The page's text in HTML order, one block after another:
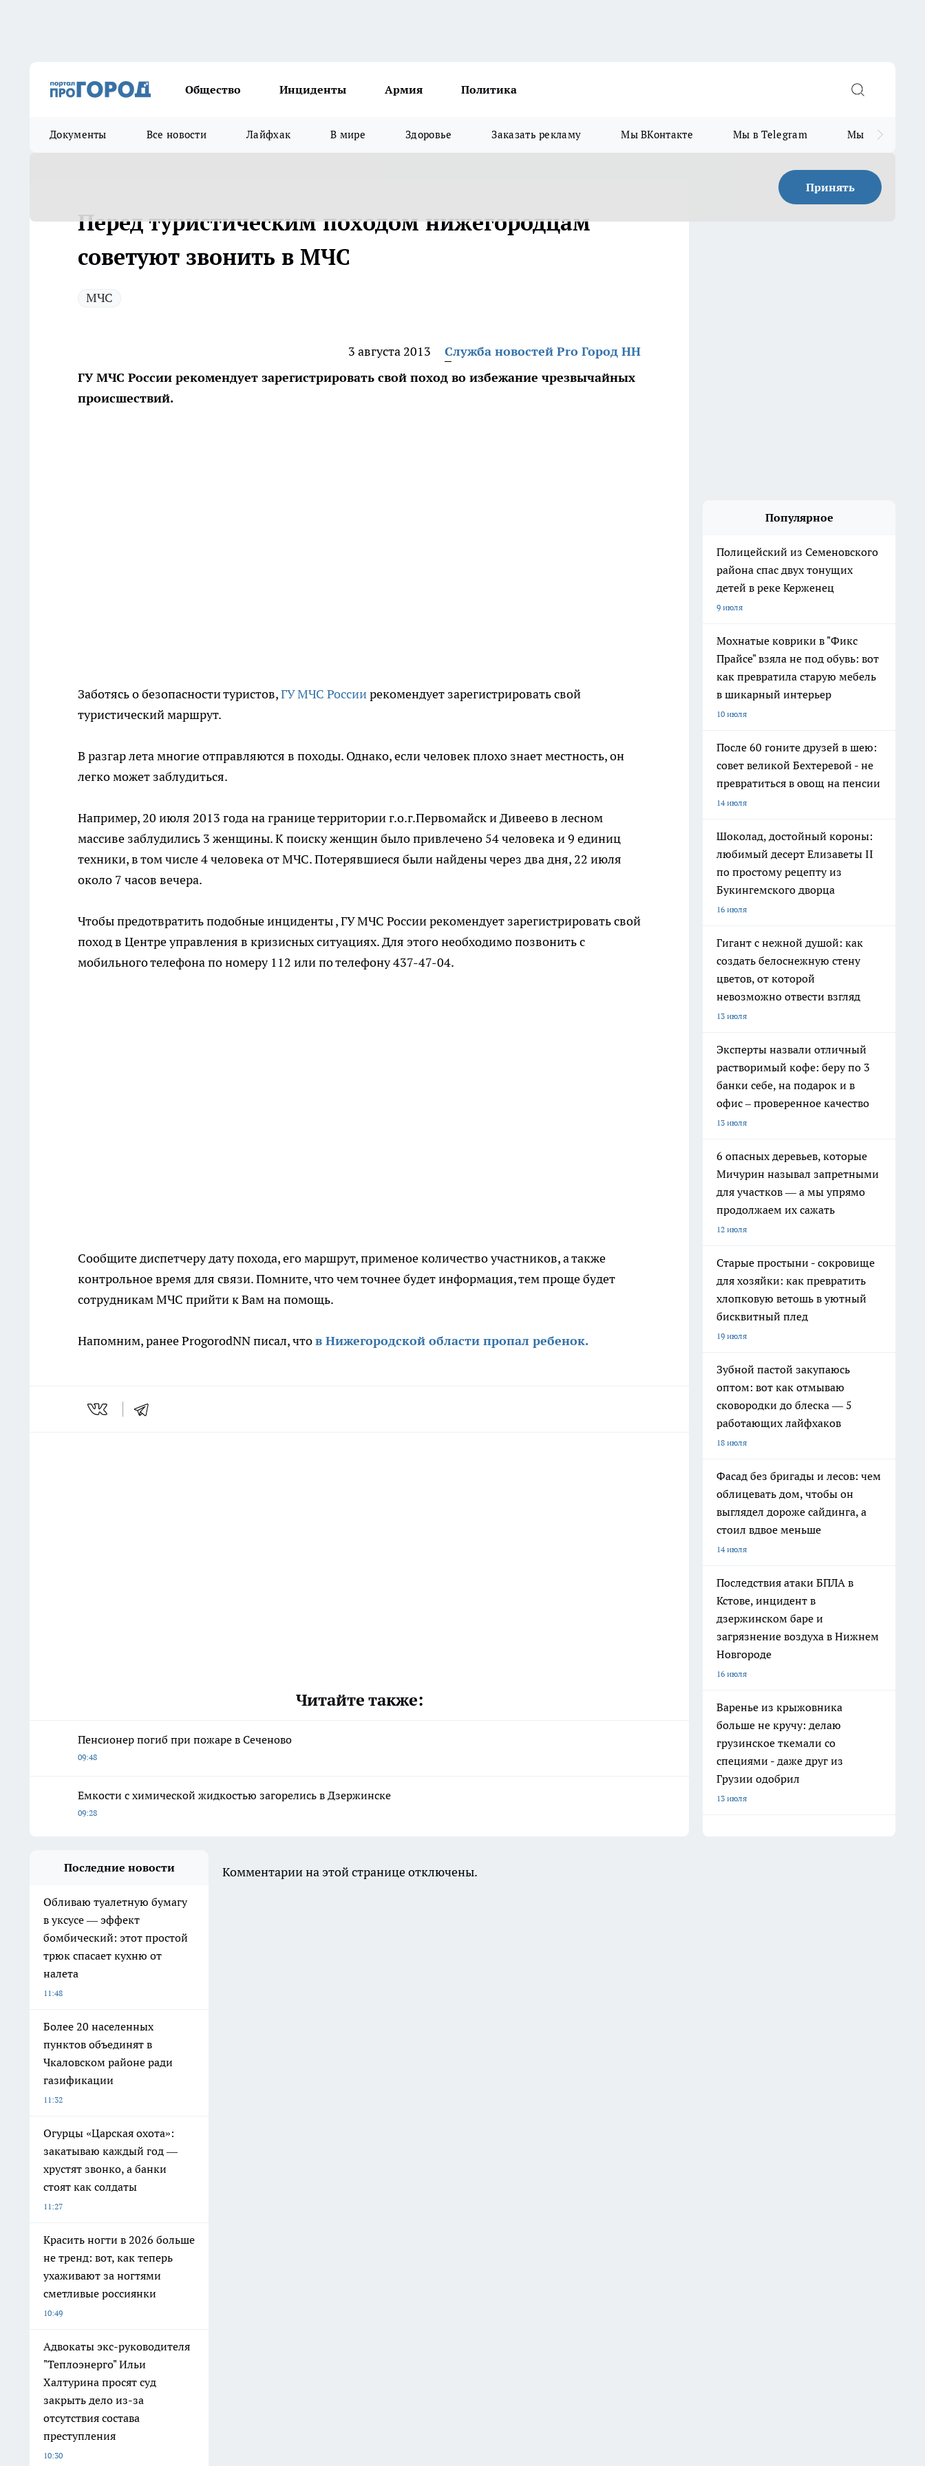
Общество Инциденты Армия Политика
Документы Все новости Лайфхак В мире Здоровье Заказать рекламу Мы ВКонтакте Мы в Telegram Мы в MAX
Принять
Перед туристическим походом нижегородцам
советуют звонить в МЧС
МЧС
3 августа 2013
Служба новостей Pro Город НН
ГУ МЧС России рекомендует зарегистрировать свой поход во избежание чрезвычайных
происшествий.
Заботясь о безопасности туристов,ГУ МЧС Россиирекомендует зарегистрировать свой
туристический маршрут.
В разгар лета многие отправляются в походы. Однако, если человек плохо знает местность, он
легко может заблудиться.
Например, 20 июля 2013 года на границе территории г.о.г.Первомайск и Дивеево в лесном
массиве заблудились 3 женщины. К поиску женщин было привлечено 54 человека и 9 единиц
техники, в том числе 4 человека от МЧС. Потерявшиеся были найдены через два дня, 22 июля
около 7 часов вечера.
Чтобы предотвратить подобные инциденты , ГУ МЧС России рекомендует зарегистрировать свой
поход в Центре управления в кризисных ситуациях. Для этого необходимо позвонить с
мобильного телефона по номеру 112 или по телефону 437-47-04.
Сообщите диспетчеру дату похода, его маршрут, применое количество участников, а также
контрольное время для связи. Помните, что чем точнее будет информация, тем проще будет
сотрудникам МЧС прийти к Вам на помощь.
Напомним, ранее ProgorodNN писал, чтов Нижегородской области пропал ребенок.
Читайте также:
Пенсионер погиб при пожаре в Сеченово
09:48
Емкости с химической жидкостью загорелись в Дзержинске
09:28
Популярное
Полицейский из Семеновского
района спас двух тонущих
детей в реке Керженец
9 июля
Мохнатые коврики в "Фикс
Прайсе" взяла не под обувь: вот
как превратила старую мебель
в шикарный интерьер
10 июля
После 60 гоните друзей в шею:
совет великой Бехтеревой - не
превратиться в овощ на пенсии
14 июля
Шоколад, достойный короны:
любимый десерт Елизаветы II
по простому рецепту из
Букингемского дворца
16 июля
Гигант с нежной душой: как
создать белоснежную стену
цветов, от которой
невозможно отвести взгляд
13 июля
Эксперты назвали отличный
растворимый кофе: беру по 3
банки себе, на подарок и в
офис – проверенное качество
13 июля
6 опасных деревьев, которые
Мичурин называл запретными
для участков — а мы упрямо
продолжаем их сажать
12 июля
Старые простыни - сокровище
для хозяйки: как превратить
хлопковую ветошь в уютный
бисквитный плед
19 июля
Зубной пастой закупаюсь
оптом: вот как отмываю
сковородки до блеска — 5
работающих лайфхаков
18 июля
Фасад без бригады и лесов: чем
облицевать дом, чтобы он
выглядел дороже сайдинга, а
стоил вдвое меньше
14 июля
Последствия атаки БПЛА в
Кстове, инцидент в
дзержинском баре и
загрязнение воздуха в Нижнем
Новгороде
16 июля
Варенье из крыжовника
больше не кручу: делаю
грузинское ткемали со
специями - даже друг из
Грузии одобрил
13 июля
Последние новости
Обливаю туалетную бумагу
в уксусе — эффект
бомбический: этот простой
трюк спасает кухню от
налета
11:48
Более 20 населенных
пунктов объединят в
Чкаловском районе ради
газификации
11:32
Огурцы «Царская охота»:
закатываю каждый год —
хрустят звонко, а банки
стоят как солдаты
11:27
Красить ногти в 2026 больше
не тренд: вот, как теперь
ухаживают за ногтями
сметливые россиянки
10:49
Адвокаты экс-руководителя
"Теплоэнерго" Ильи
Халтурина просят суд
закрыть дело из-за
отсутствия состава
преступления
10:30
Комментарии на этой странице отключены.